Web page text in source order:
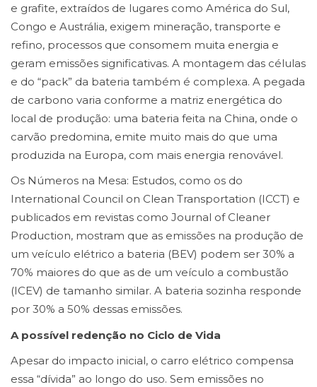
e grafite, extraídos de lugares como América do Sul,
Congo e Austrália, exigem mineração, transporte e
refino, processos que consomem muita energia e
geram emissões significativas. A montagem das células
e do “pack” da bateria também é complexa. A pegada
de carbono varia conforme a matriz energética do
local de produção: uma bateria feita na China, onde o
carvão predomina, emite muito mais do que uma
produzida na Europa, com mais energia renovável.
Os Números na Mesa: Estudos, como os do
International Council on Clean Transportation (ICCT) e
publicados em revistas como Journal of Cleaner
Production, mostram que as emissões na produção de
um veículo elétrico a bateria (BEV) podem ser 30% a
70% maiores do que as de um veículo a combustão
(ICEV) de tamanho similar. A bateria sozinha responde
por 30% a 50% dessas emissões.
A possível redenção no Ciclo de Vida
Apesar do impacto inicial, o carro elétrico compensa
essa “dívida” ao longo do uso. Sem emissões no